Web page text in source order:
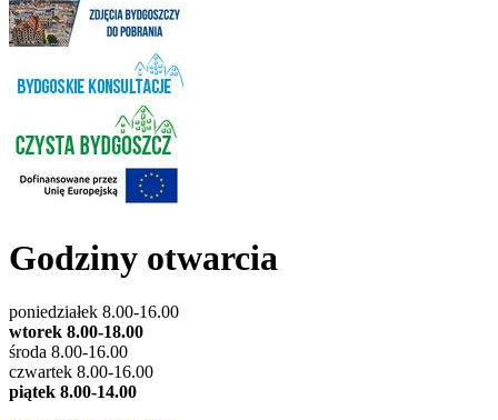
Godziny otwarcia
poniedziałek 8.00-16.00
wtorek 8.00-18.00
środa 8.00-16.00
czwartek 8.00-16.00
piątek 8.00-14.00